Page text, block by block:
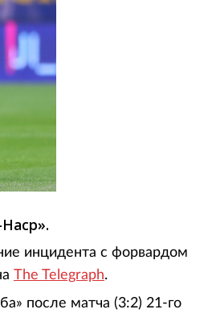
инцидента с форвардом
The Telegraph.
после матча (3:2) 21-го